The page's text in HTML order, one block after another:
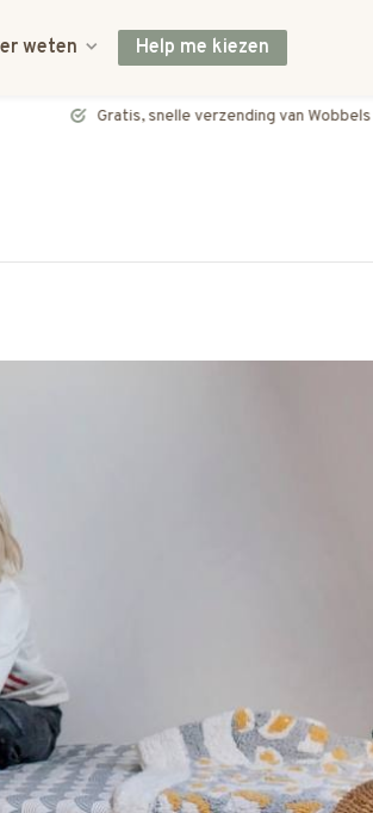
weten Help me kiezen
Gratis, snelle verzending van Wobbels